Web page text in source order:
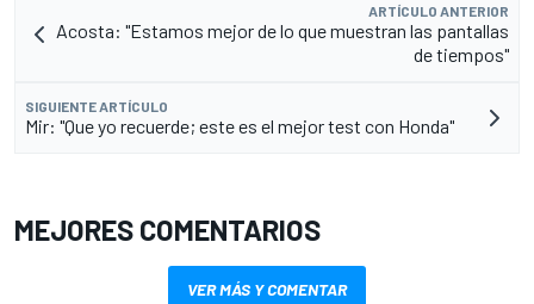
ARTÍCULO ANTERIOR
Acosta: "Estamos mejor de lo que muestran las pantallas
de tiempos"
SIGUIENTE ARTÍCULO
Mir: "Que yo recuerde; este es el mejor test con Honda"
MEJORES COMENTARIOS
VER MÁS Y COMENTAR